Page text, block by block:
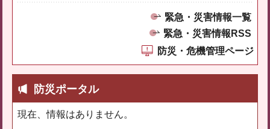
緊急・災害情報一覧
緊急・災害情報RSS
防災・危機管理ページ
防災ポータル
現在、情報はありません。